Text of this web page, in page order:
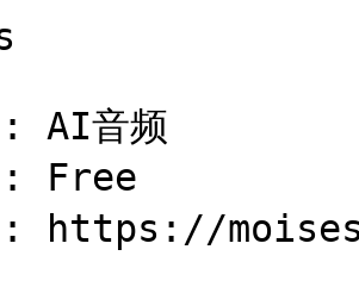
AI音频
Free
https://